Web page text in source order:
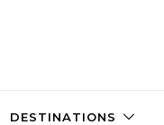
DESTINATIONS